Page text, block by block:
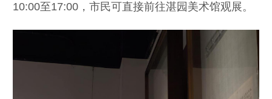
10:00至17:00，市民可直接前往湛园美术馆观展。